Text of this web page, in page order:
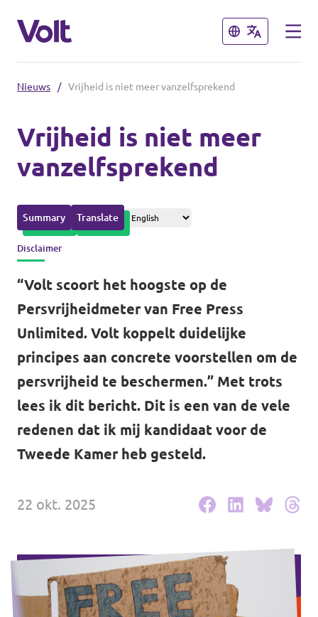
Sluiten
Volt Amsterdam
Volt Arnhem
Volt Delft
...alle Volt gemeenten
Afdelingen in de provincies
Volt Drenthe
Volt Fryslân
Volt Provincie Utrecht
...alle Volt provincies
Sluiten
Standpunten
Over Volt
Mensen
Nieuws
Agenda
Doneer
Word lid
Word actief
Doneer
Nieuws / Vrijheid is niet meer vanzelfsprekend
Vrijheid is niet meer
vanzelfsprekend
Summary Translate
Disclaimer
“Volt scoort het hoogste op de
Persvrijheidmeter van Free Press
Unlimited. Volt koppelt duidelijke
principes aan concrete voorstellen om de
persvrijheid te beschermen.” Met trots
lees ik dit bericht. Dit is een van de vele
redenen dat ik mij kandidaat voor de
Tweede Kamer heb gesteld.
22 okt. 2025